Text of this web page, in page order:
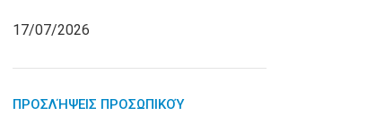
17/07/2026
ΠΡΟΣΛΉΨΕΙΣ ΠΡΟΣΩΠΙΚΟΎ